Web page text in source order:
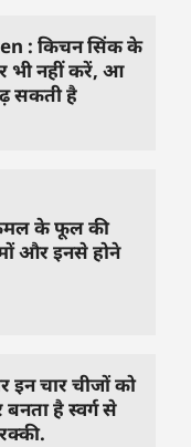
: किचन सिंक के
भी नहीं करें, आ
सकती है
के फूल की
और इनसे होने
इन चार चीजों को
है स्वर्ग से